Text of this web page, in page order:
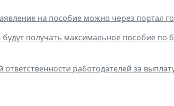
на пособие можно через портал
получать максимальное пособие по
работодателей за